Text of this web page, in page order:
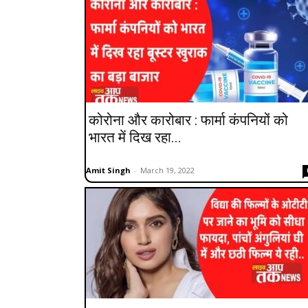
कोरोना और कारोबार : फार्मा कंपनियों को
भारत में दिख रहा...
Amit Singh - March 19, 2022